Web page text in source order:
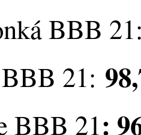
BBB
21:
BBB 21: